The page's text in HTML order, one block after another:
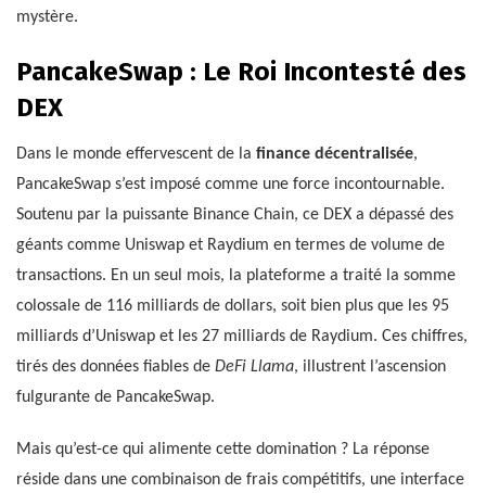
mystère.
PancakeSwap : Le Roi Incontesté des
DEX
Dans le monde effervescent de la finance décentralisée,
PancakeSwap s’est imposé comme une force incontournable.
Soutenu par la puissante Binance Chain, ce DEX a dépassé des
géants comme Uniswap et Raydium en termes de volume de
transactions. En un seul mois, la plateforme a traité la somme
colossale de 116 milliards de dollars, soit bien plus que les 95
milliards d’Uniswap et les 27 milliards de Raydium. Ces chiffres,
tirés des données fiables de DeFi Llama, illustrent l’ascension
fulgurante de PancakeSwap.
Mais qu’est-ce qui alimente cette domination ? La réponse
réside dans une combinaison de frais compétitifs, une interface